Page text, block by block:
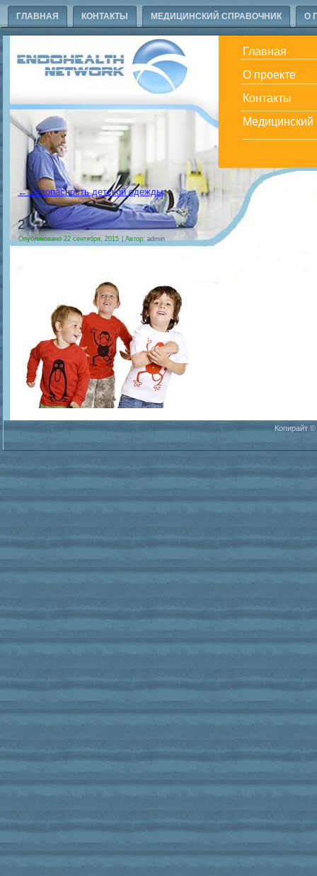
ГЛАВНАЯ КОНТАКТЫ МЕДИЦИНСКИЙ СПРАВОЧНИК О
Главная
О проекте
Контакты
Медицинский
←Безопасность детской одежды
2
Опубликовано 22 сентября, 2015|Автор: admin
Копирайт